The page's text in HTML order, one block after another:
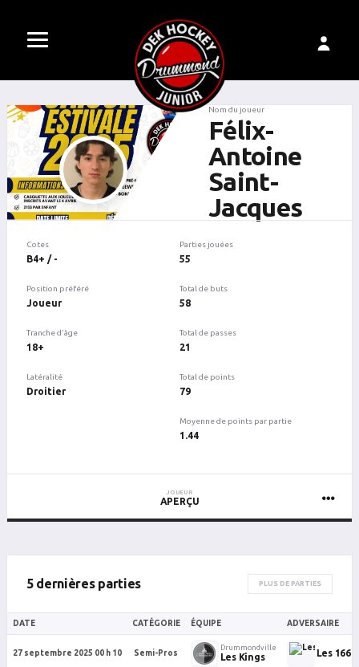
Nom du joueur
Félix-
Antoine
Saint-
Jacques
Cotes
B4+ / -
Position préféré
Joueur
Tranche d'âge
18+
Latéralité
Droitier
Parties jouées
55
Total de buts
58
Total de passes
21
Total de points
79
Moyenne de points par partie
1.44
JOUEUR
APERÇU
5 dernières parties PLUS DE PARTIES
DATE CATÉGORIE ÉQUIPE ADVERSAIRE
27 septembre 2025 00 h 10 Semi-Pros
Drummondville
Les Kings Les 1664